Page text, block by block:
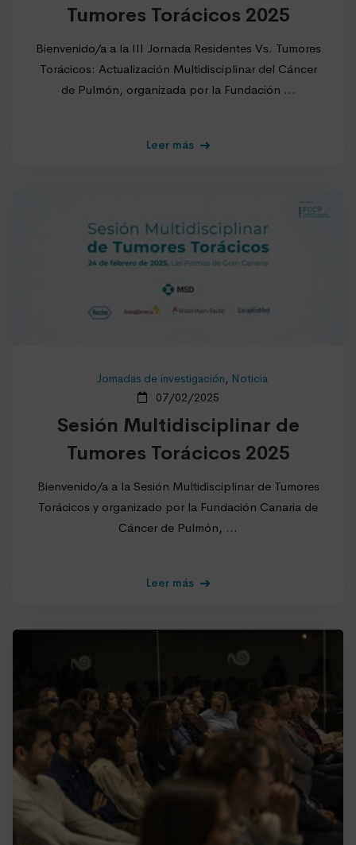
Tumores Torácicos 2025
Bienvenido/a a la III Jornada Residentes Vs. Tumores
Torácicos: Actualización Multidisciplinar del Cáncer
de Pulmón, organizada por la Fundación …
Leer más
Jornadas de investigación, Noticia
07/02/2025
Sesión Multidisciplinar de
Tumores Torácicos 2025
Bienvenido/a a la Sesión Multidisciplinar de Tumores
Torácicos y organizado por la Fundación Canaria de
Cáncer de Pulmón, …
Leer más